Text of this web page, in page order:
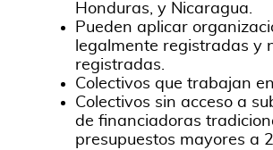
Honduras, y Nicaragua.
Pueden aplicar
legalmente registradas y
registradas.
Colectivos que trabajan
Colectivos sin acceso a
de financiadoras
presupuestos mayores a